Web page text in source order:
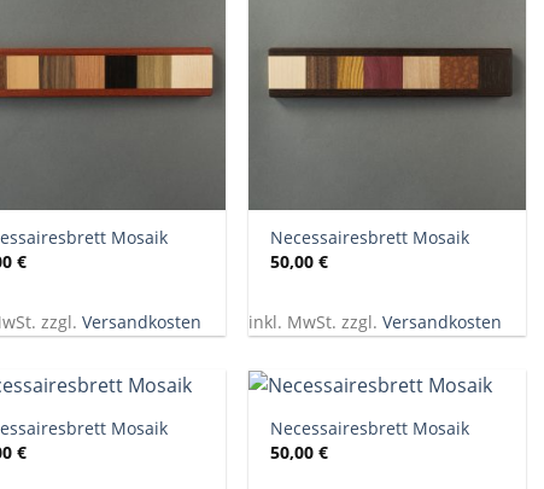
Mosaik
€
zzgl. Versandkosten
Necessairesbrett Mosaik
50,00 €
inkl. MwSt. zzgl.Versandkosten
Mosaik
€
+
Necessairesbrett Mosaik
50,00 €